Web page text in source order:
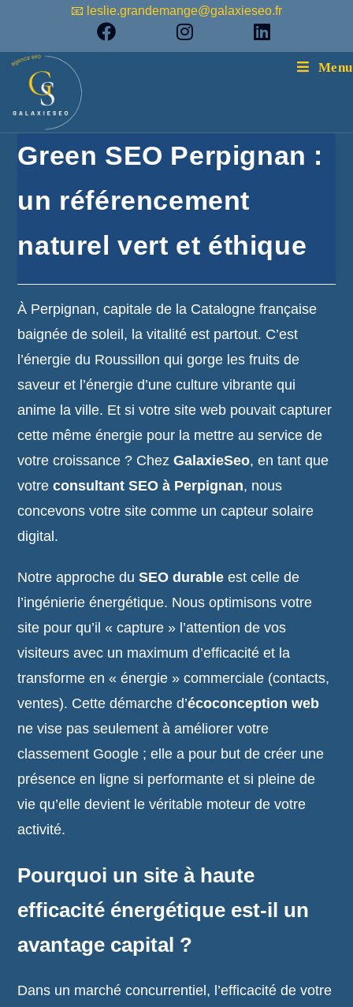
📧 leslie.grandemange@galaxieseo.fr
Menu
Green SEO Perpignan :
un référencement
naturel vert et éthique
À Perpignan, capitale de la Catalogne française
baignée de soleil, la vitalité est partout. C’est
l’énergie du Roussillon qui gorge les fruits de
saveur et l’énergie d’une culture vibrante qui
anime la ville. Et si votre site web pouvait capturer
cette même énergie pour la mettre au service de
votre croissance ? ChezGalaxieSeo, en tant que
votreconsultant SEO à Perpignan, nous
concevons votre site comme un capteur solaire
digital.
Notre approche duSEO durable est celle de
l’ingénierie énergétique. Nous optimisons votre
site pour qu’il « capture » l’attention de vos
visiteurs avec un maximum d’efficacité et la
transforme en « énergie » commerciale (contacts,
ventes). Cette démarche d’écoconception web
ne vise pas seulement à améliorer votre
classement Google ; elle a pour but de créer une
présence en ligne si performante et si pleine de
vie qu’elle devient le véritable moteur de votre
activité.
Pourquoi un site à haute
efficacité énergétique est-il un
avantage capital ?
Dans un marché concurrentiel, l’efficacité de votre